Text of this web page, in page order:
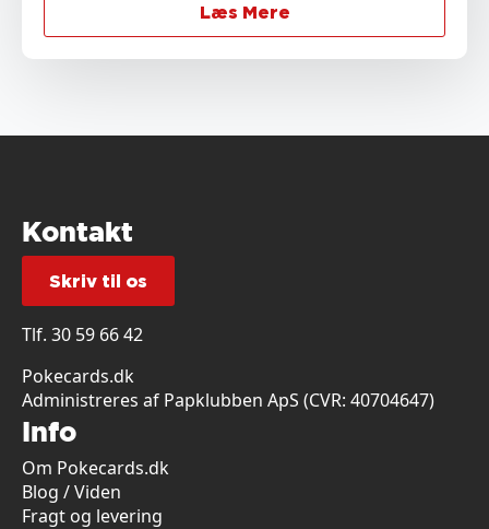
Læs Mere
Kontakt
Skriv til os
Tlf. 30 59 66 42
Pokecards.dk
Administreres af Papklubben ApS (CVR: 40704647)
Info
Om Pokecards.dk
Blog / Viden
Fragt og levering